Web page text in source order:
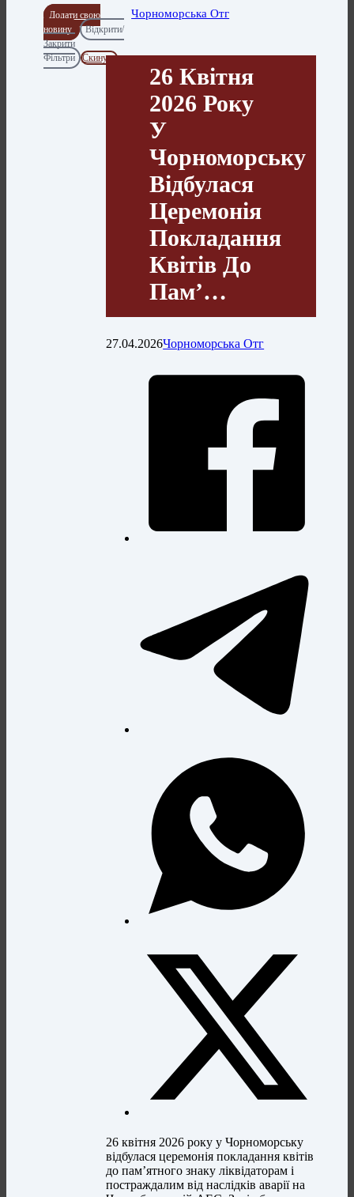
Додати свою
новину
Відкрити/
Закрити
Фільтри
Скинути
Чорноморська Отг
26 Квітня
2026 Року
У
Чорноморську
Відбулася
Церемонія
Покладання
Квітів До
Пам’…
27.04.2026Чорноморська Отг
26 квітня 2026 року у Чорноморську
відбулася церемонія покладання квітів
до пам’ятного знаку ліквідаторам і
постраждалим від наслідків аварії на